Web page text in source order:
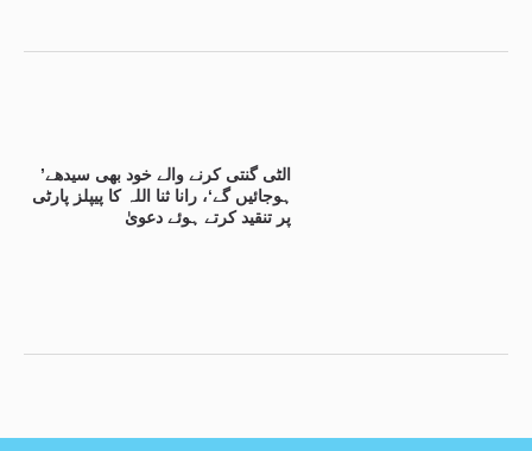
’الٹی گنتی کرنے والے خود بھی سیدھے
ہوجائیں گے‘، رانا ثنا اللہ کا پیپلز پارٹی
پر تنقید کرتے ہوئے دعویٰ